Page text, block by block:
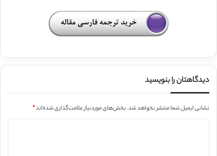
دیدگاهتان را بنویسید
نشانی ایمیل شما منتشر نخواهد شد.بخش‌های موردنیاز علامت‌گذاری شده‌اند*